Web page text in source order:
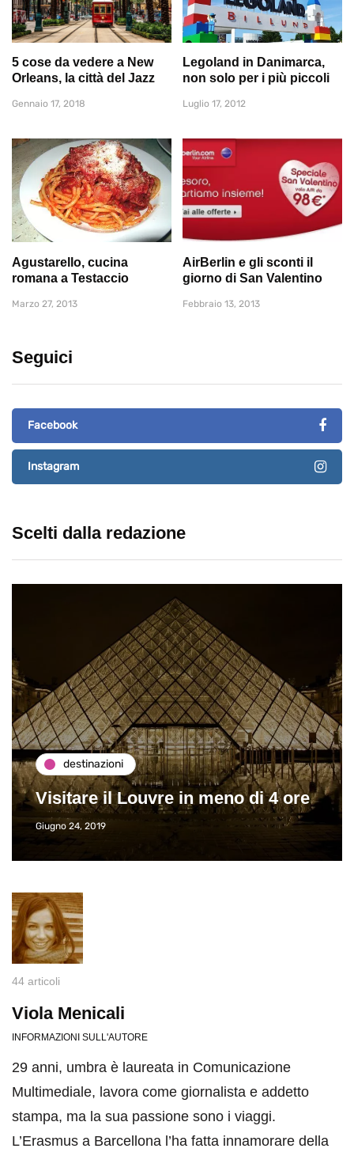
5 cose da vedere a New
Orleans, la città del Jazz
Gennaio 17, 2018
Legoland in Danimarca,
non solo per i più piccoli
Luglio 17, 2012
Agustarello, cucina
romana a Testaccio
Marzo 27, 2013
AirBerlin e gli sconti il
giorno di San Valentino
Febbraio 13, 2013
Seguici
Facebook
Instagram
Scelti dalla redazione
destinazioni
Visitare il Louvre in meno di 4 ore
Giugno 24, 2019
44 articoli
Viola Menicali
INFORMAZIONI SULL'AUTORE
29 anni, umbra è laureata in Comunicazione
Multimediale, lavora come giornalista e addetto
stampa, ma la sua passione sono i viaggi.
L’Erasmus a Barcellona l’ha fatta innamorare della